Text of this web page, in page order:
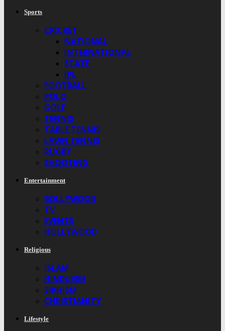
Sports
CRICKET
NATIONAL
INTERNATIONAL
STATE
IPL
FOOTBALL
POLO
GOLF
TENNIS
TABLE TENNIS
LAWN TENNIS
RUGBY
SHOOTING
Entertainment
BOLLYWOOD
TV
EVENTS
HOLLYWOOD
Religious
ISLAM
HINDUISM
SIKHISM
CHRISTIANITY
Lifestyle